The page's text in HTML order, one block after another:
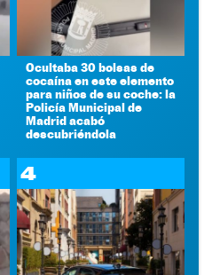
Ocultaba 30 bolsas de
cocaína en este elemento
para niños de su coche: la
Policía Municipal de
Madrid acabó
descubriéndola
4